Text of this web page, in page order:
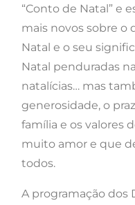
“Conto de Natal” e
mais novos sobre o
Natal e o seu
Natal penduradas
natalícias… mas
generosidade, o
família e os valores
muito amor e que
todos.
A programação dos